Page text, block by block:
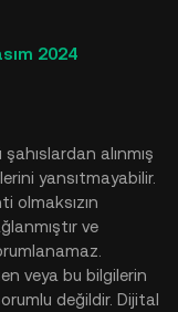
2024
alınmış
yansıtmayabilir.
olmaksızın
ve
veya bu bilgilerin
değildir. Dijital